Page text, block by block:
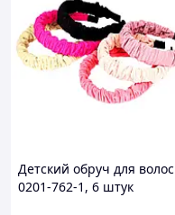
Детский обруч для волос
0201-762-1, 6 штук